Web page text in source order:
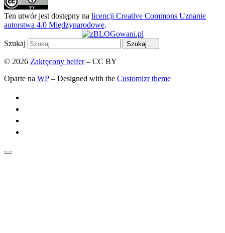
Ten utwór jest dostępny na licencji Creative Commons Uznanie
autorstwa 4.0 Międzynarodowe.
Szukaj Szukaj …
© 2026 Zakręcony belfer– CC BY
Oparte na WP – Designed with the Customizr theme